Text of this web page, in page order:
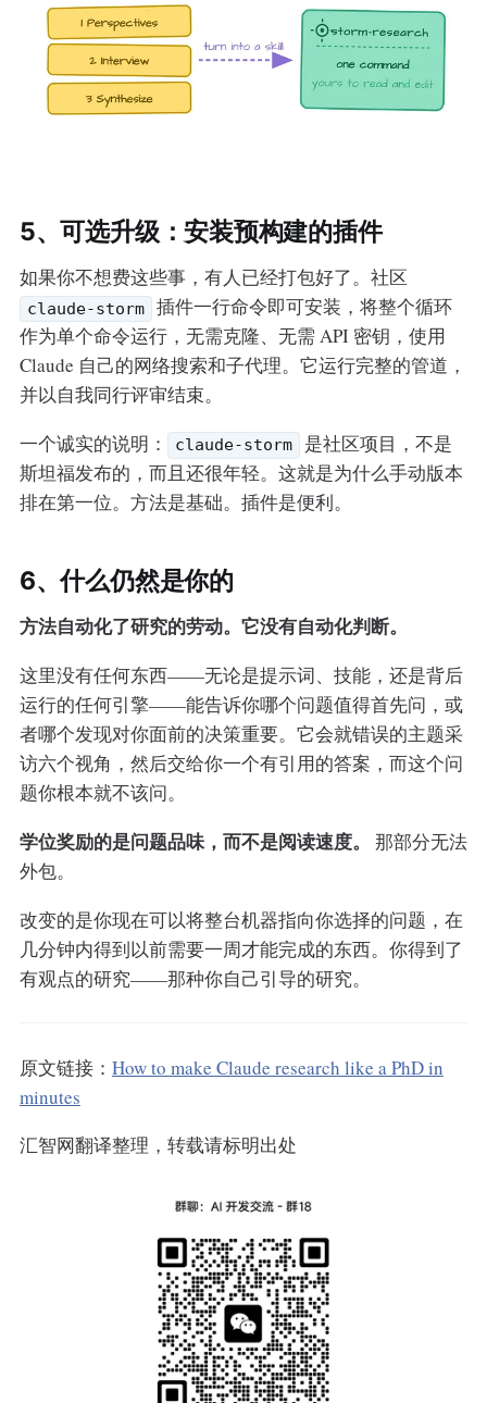
5、可选升级：安装预构建的插件
如果你不想费这些事，有人已经打包好了。社区
claude-storm
插件一行命令即可安装，将整个循环
作为单个命令运行，无需克隆、无需 API 密钥，使用
Claude 自己的网络搜索和子代理。它运行完整的管道，
并以自我同行评审结束。
一个诚实的说明：
claude-storm
是社区项目，不是
斯坦福发布的，而且还很年轻。这就是为什么手动版本
排在第一位。方法是基础。插件是便利。
6、什么仍然是你的
方法自动化了研究的劳动。它没有自动化判断。
这里没有任何东西——无论是提示词、技能，还是背后
运行的任何引擎——能告诉你哪个问题值得首先问，或
者哪个发现对你面前的决策重要。它会就错误的主题采
访六个视角，然后交给你一个有引用的答案，而这个问
题你根本就不该问。
学位奖励的是问题品味，而不是阅读速度。
那部分无法
外包。
改变的是你现在可以将整台机器指向你选择的问题，在
几分钟内得到以前需要一周才能完成的东西。你得到了
有观点的研究——那种你自己引导的研究。
原文链接： How to make Claude research like a PhD in
minutes
汇智网翻译整理，转载请标明出处